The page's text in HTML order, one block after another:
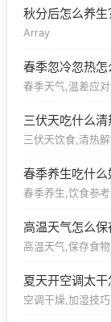
秋分后怎么养
Array
春季忽冷忽热
春季天气,温差应
三伏天吃什么
三伏天饮食,清热
春季养生吃什
春季养生,饮食参
高温天气怎么
高温天气,保存食
夏天开空调太干
空调干燥,加湿技